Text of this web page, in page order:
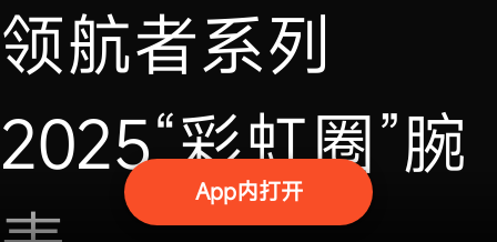
领航者系列
2025“彩虹圈”腕
App内打开